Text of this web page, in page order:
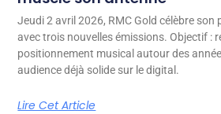
Jeudi 2 avril 2026, RMC Gold célèbre son
avec trois nouvelles émissions. Objectif :
positionnement musical autour des
audience déjà solide sur le digital.
Lire Cet Article